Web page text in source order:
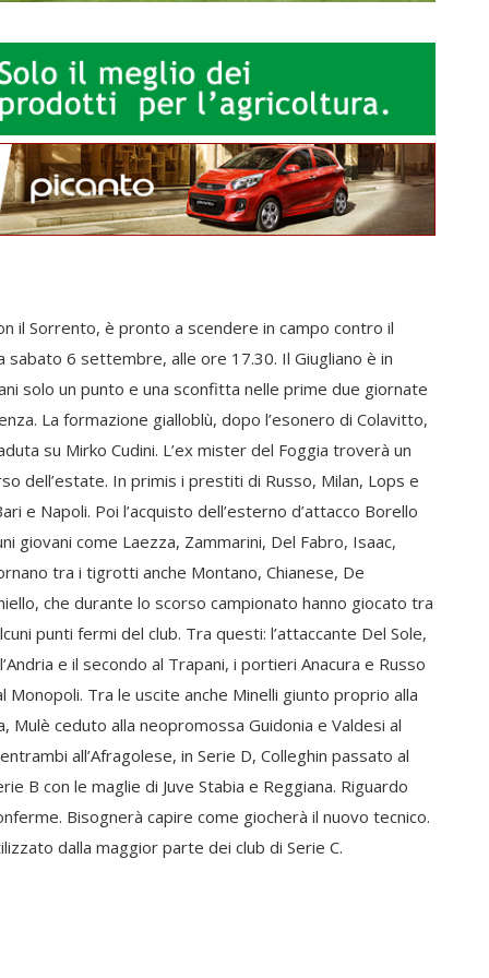
il Sorrento, è pronto a scendere in campo contro il
sabato 6 settembre, alle ore 17.30. Il Giugliano è in
solo un punto e una sconfitta nelle prime due giornate
La formazione gialloblù, dopo l’esonero di Colavitto,
su Mirko Cudini. L’ex mister del Foggia troverà un
dell’estate. In primis i prestiti di Russo, Milan, Lops e
e Napoli. Poi l’acquisto dell’esterno d’attacco Borello
giovani come Laezza, Zammarini, Del Fabro, Isaac,
tra i tigrotti anche Montano, Chianese, De
che durante lo scorso campionato hanno giocato tra
punti fermi del club. Tra questi: l’attaccante Del Sole,
e il secondo al Trapani, i portieri Anacura e Russo
Tra le uscite anche Minelli giunto proprio alla
ceduto alla neopromossa Guidonia e Valdesi al
all’Afragolese, in Serie D, Colleghin passato al
B con le maglie di Juve Stabia e Reggiana. Riguardo
Bisognerà capire come giocherà il nuovo tecnico.
dalla maggior parte dei club di Serie C.